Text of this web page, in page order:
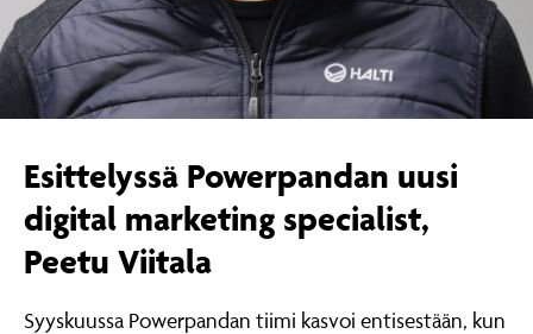
Esittelyssä Powerpandan uusi
digital marketing specialist,
Peetu Viitala
Syyskuussa Powerpandan tiimi kasvoi entisestään, kun